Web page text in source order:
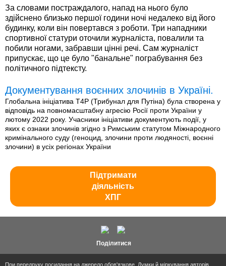
За словами постраждалого, напад на нього було
здійснено близько першої години ночі недалеко від його
будинку, коли він повертався з роботи. Три нападники
спортивної статури оточили журналіста, повалили та
побили ногами, забравши цінні речі. Сам журналіст
припускає, що це було "банальне" пограбування без
політичного підтексту.
Документування воєнних злочинів в Україні.
Глобальна ініціатива T4P (Трибунал для Путіна) була створена у
відповідь на повномасштабну агресію Росії проти України у
лютому 2022 року. Учасники ініціативи документують події, у
яких є ознаки злочинів згідно з Римським статутом Міжнародного
кримінального суду (геноцид, злочини проти людяності, воєнні
злочини) в усіх регіонах України
Підтримати
діяльність
ХПГ
Поділитися
При передруку посилання на джерело обов'язкове. Думки й міркування авторів,